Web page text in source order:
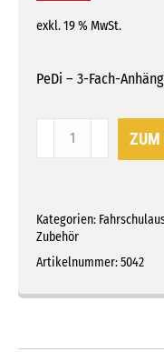
exkl. 19 % MwSt.
PeDi – 3-Fach-
Anhänger
mit
Arbeitsunterlage
Menge
ZUM
Kategorien:
Zubehör
Artikelnummer:5042